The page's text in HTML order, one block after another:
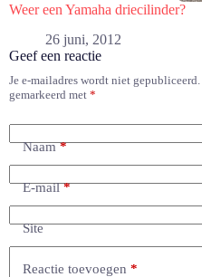
Weer een Yamaha driecilinder?
26 juni, 2012
Geef een reactie
Je e-mailadres wordt niet gepubliceerd.
gemarkeerd met *
Naam*
E-mail*
Site
Reactie toevoegen *